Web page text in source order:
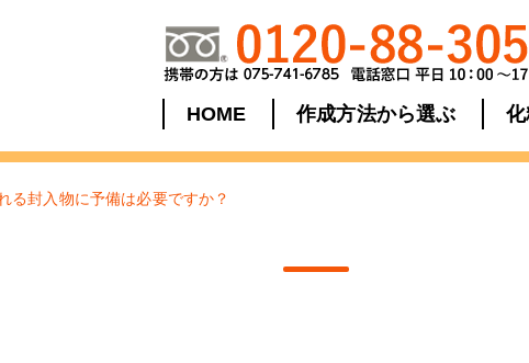
HOME 作成方法から選ぶ
る封入物に予備は必要ですか？